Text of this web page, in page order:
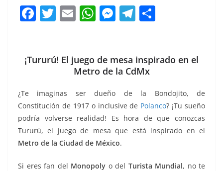
F
e
o
o
k
T
er
E
l
W
s
A
p
p
M
e
n
er
T
gr
a
m
p
tir
¡Tururú! El juego de mesa inspirado en el
Metro de la CdMx
¿Te imaginas ser dueño de la Bondojito, de
Constitución de 1917 o inclusive de Polanco? ¡Tu sueño
podría volverse realidad! Es hora de que conozcas
Tururú, el juego de mesa que está inspirado en el
Metro de la Ciudad de México.
Si eres fan del Monopoly o del Turista Mundial, no te